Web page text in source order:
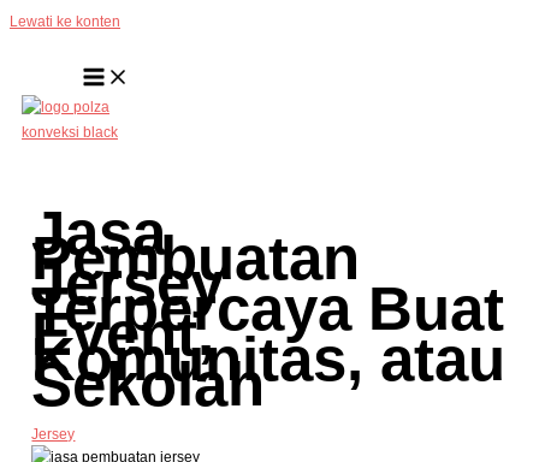
Lewati ke konten
Jasa
Pembuatan
Jersey
Terpercaya Buat
Event,
Komunitas, atau
Sekolah
Jersey